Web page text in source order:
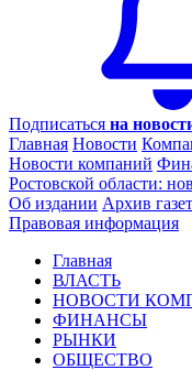
Подписаться на
Главная Новости
Новости компаний
Ростовской области:
Об издании Архив
Правовая информация
Главная
ВЛАСТЬ
НОВОСТИ
ФИНАНСЫ
РЫНКИ
ОБЩЕСТВО